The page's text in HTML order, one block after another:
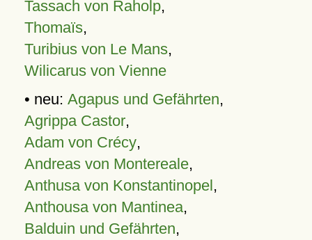
Tassach von Raholp,
Thomaïs,
Turibius von Le Mans,
Wilicarus von Vienne
• neu: Agapus und Gefährten,
Agrippa Castor,
Adam von Crécy,
Andreas von Montereale,
Anthusa von Konstantinopel,
Anthousa von Mantinea,
Balduin und Gefährten,